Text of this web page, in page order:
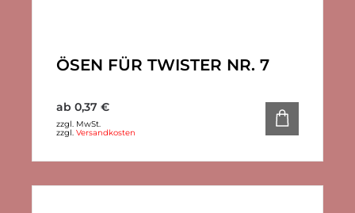
ÖSEN FÜR TWISTER NR. 7
ab 0,37 €
zzgl. MwSt.
zzgl. Versandkosten